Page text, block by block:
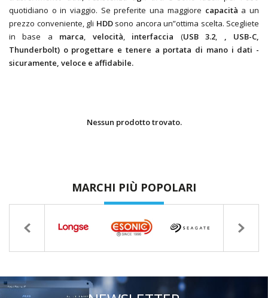
quotidiano o in viaggio. Se preferite una maggiore capacità a un
prezzo conveniente, gli HDDsono ancora un”ottima scelta. Scegliete
in base a marca, velocità, interfaccia (USB 3.2, , USB-C,
Thunderbolt) o progettare e tenere a portata di mano i dati -
sicuramente, veloce e affidabile.
Nessun prodotto trovato.
MARCHI PIÙ POPOLARI